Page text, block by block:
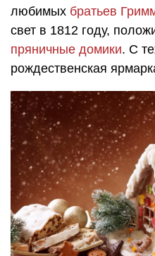
любимых братьев
свет в 1812 году,
пряничные домики. С
рождественская